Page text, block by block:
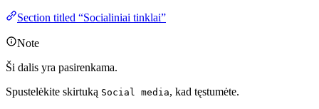
Section titled “Socialiniai tinklai”
Note
Ši dalis yra pasirenkama.
Spustelėkite skirtuką Social media, kad tęstumėte.